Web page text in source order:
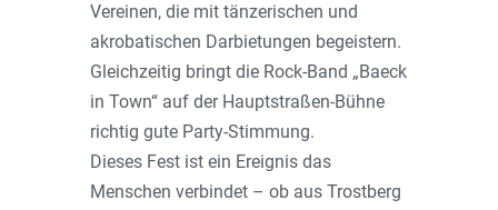
Vereinen, die mit tänzerischen und
akrobatischen Darbietungen begeistern.
Gleichzeitig bringt die Rock-Band „Baeck
in Town“ auf der Hauptstraßen-Bühne
richtig gute Party-Stimmung.
Dieses Fest ist ein Ereignis das
Menschen verbindet – ob aus Trostberg